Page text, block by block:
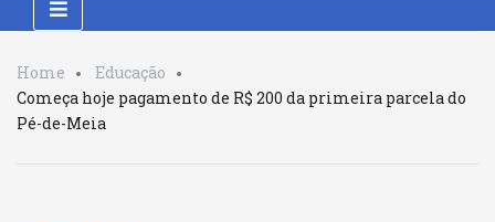
Home
Educação
Começa hoje pagamento de R$ 200 da primeira parcela do
Pé-de-Meia